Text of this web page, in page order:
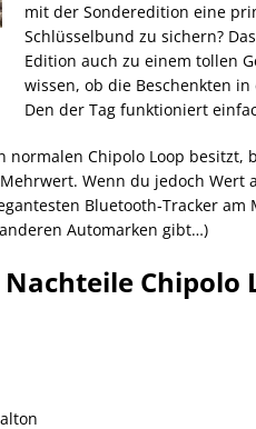
mit der Sonderedition eine
Schlüsselbund zu sichern?
Edition auch zu einem tollen
wissen, ob die Beschenkten
Den der Tag funktioniert
normalen Chipolo Loop besitzt,
Wenn du jedoch
Bluetooth‑Tracker
Automarken gibt…)
Chipolo